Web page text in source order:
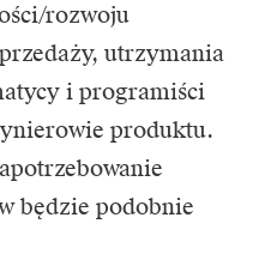
rozwoju
utrzymania
i programiści
produktu.
będzie podobnie